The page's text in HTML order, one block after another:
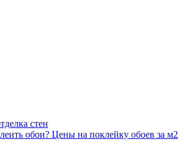
стен
обои? Цены на поклейку обоев за м2